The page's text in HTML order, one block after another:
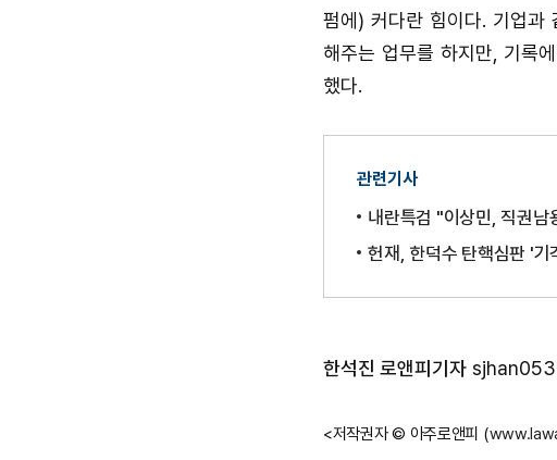
펌에) 커다란 힘이다. 기업과
해주는 업무를 하지만, 기록
했다.
관련기사
내란특검 "이상민, 직권남
헌재, 한덕수 탄핵심판 '기
기
정
한석진 로앤피기자
<저작권자 © 아주로앤피 (